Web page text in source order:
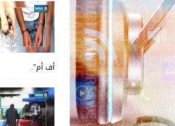
أف أم".